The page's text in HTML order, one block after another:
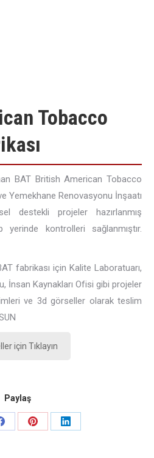
Tobacco
BAT British American Tobacco
Yemekhane Renovasyonu İnşaatı
destekli projeler hazırlanmış
yerinde kontrolleri sağlanmıştır.
fabrikası için Kalite Laboratuarı,
İnsan Kaynakları Ofisi gibi projeler
ve 3d görseller olarak teslim
için Tıklayın
Paylaş
Share
Share